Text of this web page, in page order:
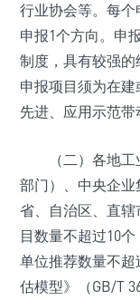
行业协会等。每
申报1个方向。申
制度，具有较强的
申报项目须为在
先进、应用示范带
（二）各地
部门）、中央企
省、自治区、直
目数量不超过10
单位推荐数量不
估模型》（GB/T